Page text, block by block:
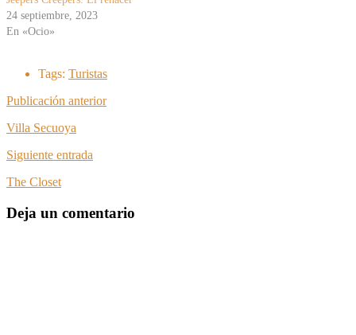
24 septiembre, 2023
En «Ocio»
Tags: Turistas
Publicación anterior
Villa Secuoya
Siguiente entrada
The Closet
Deja un comentario